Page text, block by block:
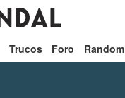
Trucos Foro Random